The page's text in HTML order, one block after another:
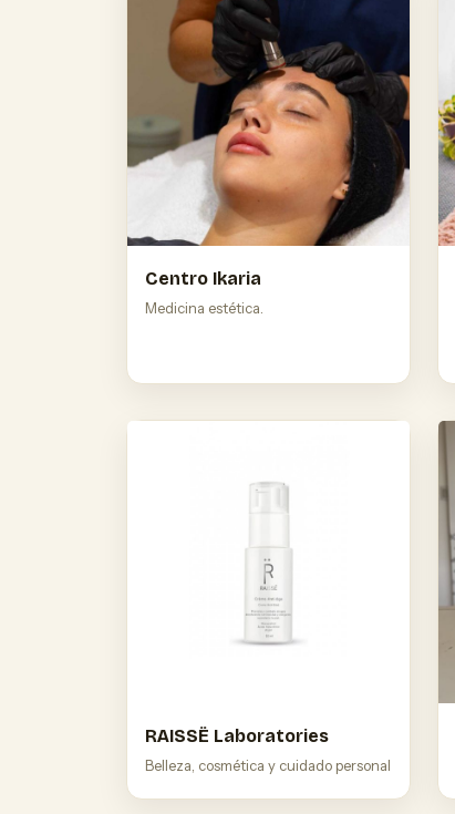
Centro Ikaria
Medicina estética.
RAISSË Laboratories
Belleza, cosmética y cuidado personal